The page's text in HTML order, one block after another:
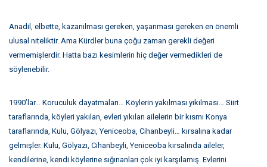
Anadil, elbette, kazanılması gereken, yaşanması gereken en önemli
ulusal niteliktir. Ama Kürdler buna çoğu zaman gerekli değeri
vermemişlerdir. Hatta bazı kesimlerin hiç değer vermedikleri de
söylenebilir.
1990’lar… Koruculuk dayatmaları… Köylerin yakılması yıkılması… Siirt
taraflarında, köyleri yakılan, evleri yıkılan ailelerin bir kısmı Konya
taraflarında, Kulu, Gölyazı, Yeniceoba, Cihanbeyli… kırsalına kadar
gelmişler. Kulu, Gölyazı, Cihanbeyli, Yeniceoba kırsalında aileler,
kendilerine, kendi köylerine sığınanları çok iyi karşılamış. Evlerini